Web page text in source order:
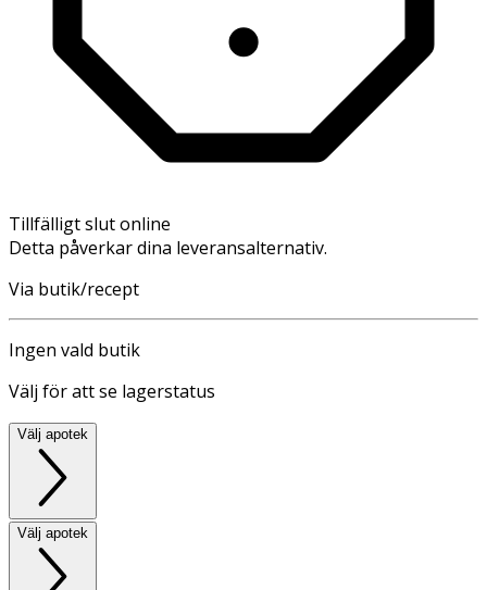
Tillfälligt slut online
Detta påverkar dina leveransalternativ.
Via butik/recept
Ingen vald butik
Välj för att se lagerstatus
Välj apotek
Välj apotek